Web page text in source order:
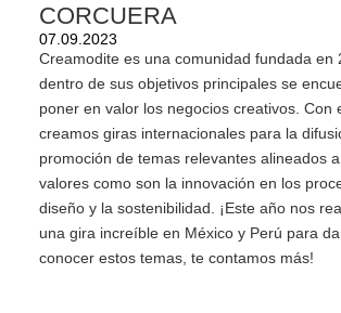
CORCUERA
07.09.2023
Creamodite es una comunidad fundada en
dentro de sus objetivos principales se
poner en valor los negocios creativos. Con
creamos giras internacionales para la
promoción de temas relevantes alineados
valores como son la innovación en los
diseño y la sostenibilidad. ¡Este año nos
una gira increíble en México y Perú para
conocer estos temas, te contamos más!